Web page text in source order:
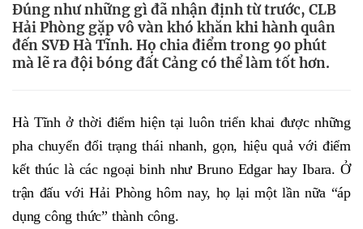
Đúng như những gì đã nhận định từ trước, CLB
Hải Phòng gặp vô vàn khó khăn khi hành quân
đến SVĐ Hà Tĩnh. Họ chia điểm trong 90 phút
mà lẽ ra đội bóng đất Cảng có thể làm tốt hơn.
Hà Tĩnh ở thời điểm hiện tại luôn triển khai được những
pha chuyển đổi trạng thái nhanh, gọn, hiệu quả với điểm
kết thúc là các ngoại binh như Bruno Edgar hay Ibara. Ở
trận đấu với Hải Phòng hôm nay, họ lại một lần nữa “áp
dụng công thức” thành công.